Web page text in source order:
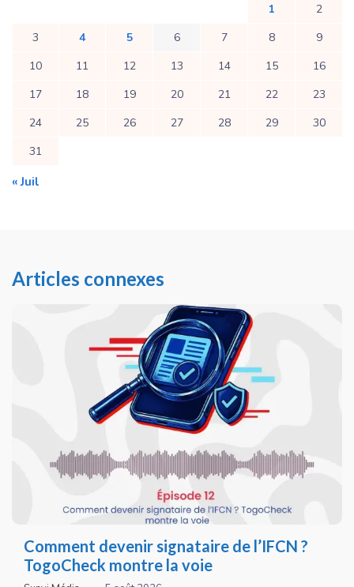
1
2
3
4 5 6 7 8
9
10
11 12 13 14 15
16
17
18 19 20 21 22
23
24
25 26 27 28 29
30
31
« Juil
Articles connexes
Comment devenir signataire de l’IFCN ?
TogoCheck montre la voie